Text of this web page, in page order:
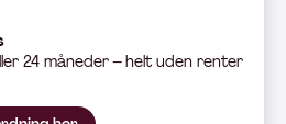
24 måneder – helt uden renter